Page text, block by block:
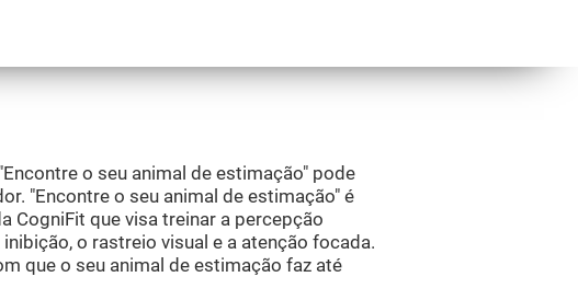
o seu animal de estimação" pode
"Encontre o seu animal de estimação" é
CogniFit que visa treinar a percepção
o rastreio visual e a atenção focada.
que o seu animal de estimação faz até